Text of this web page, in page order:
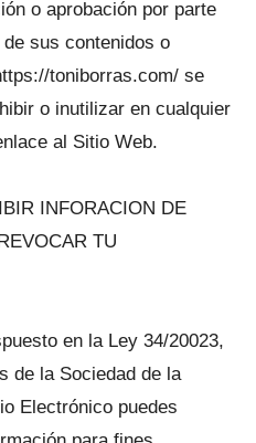
o aprobación por parte
sus contenidos o
toniborras.com/ se
o inutilizar en cualquier
al Sitio Web.
INFORACION DE
TU
en la Ley 34/20023,
de la Sociedad de la
Electrónico puedes